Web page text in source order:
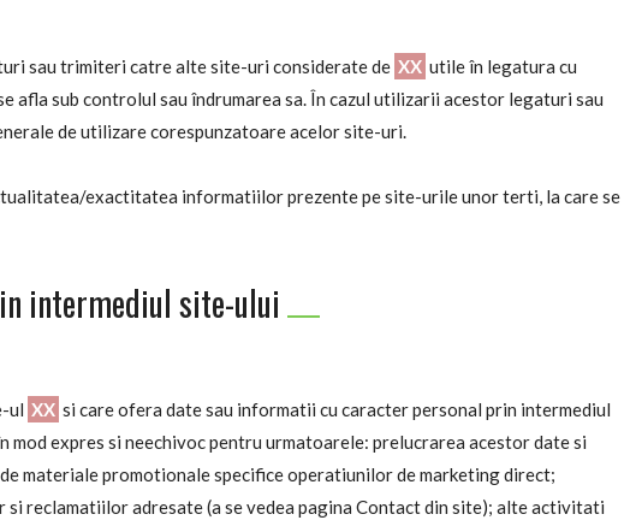
sau trimiteri catre alte site-uri considerate de XX utile în legatura cu
afla sub controlul sau îndrumarea sa. În cazul utilizarii acestor legaturi sau
de utilizare corespunzatoare acelor site-uri.
exactitatea informatiilor prezente pe site-urile unor terti, la care se
intermediul site-ului
ul XX si care ofera date sau informatii cu caracter personal prin intermediul
mod expres si neechivoc pentru urmatoarele: prelucrarea acestor date si
materiale promotionale specifice operatiunilor de marketing direct;
reclamatiilor adresate (a se vedea pagina Contact din site); alte activitati